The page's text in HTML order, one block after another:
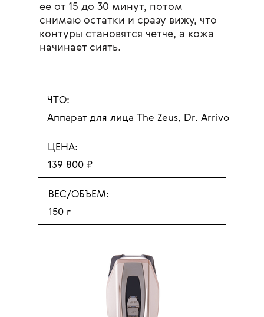
ее от 15 до 30 минут, потом
снимаю остатки и сразу вижу, что
контуры становятся четче, а кожа
начинает сиять.
ЧТО:
Аппарат для лица The Zeus, Dr. Arrivo
ЦЕНА:
139 800 ₽
ВЕС/ОБЪЕМ:
150 г